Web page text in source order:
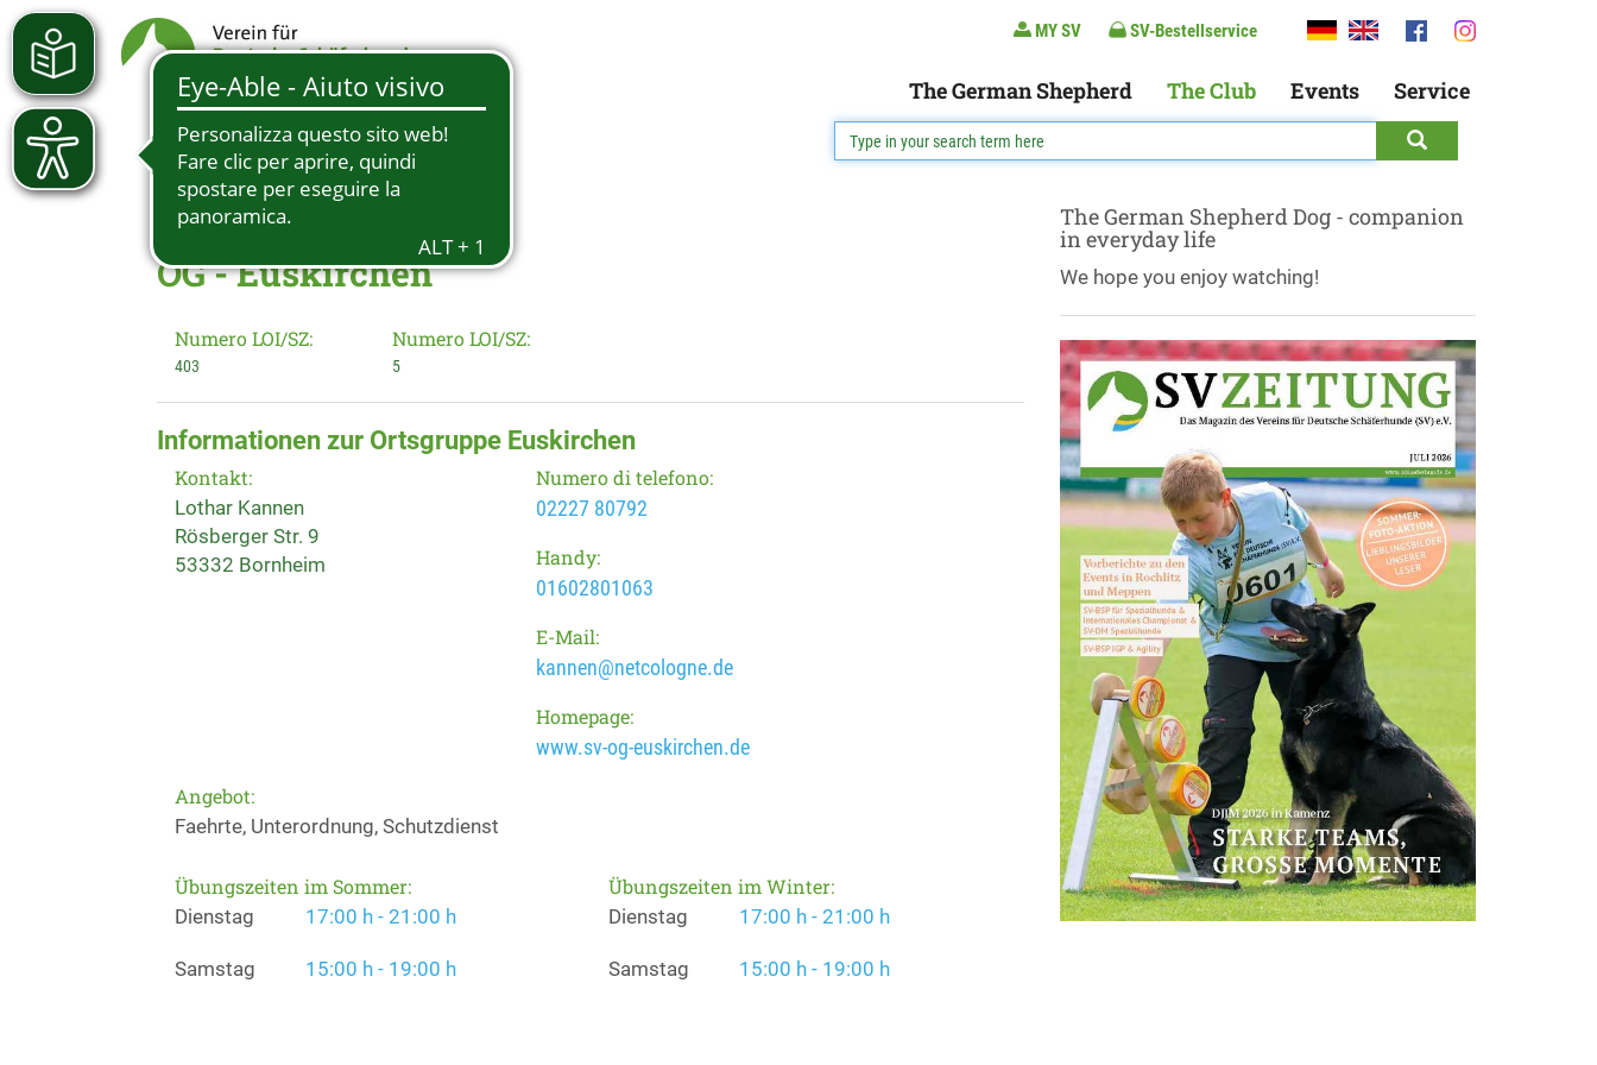
MY SV SV-Bestellservice
The German Shepherd The Club Events Service
OG - Euskirchen
Numero LOI/SZ:
403
Numero LOI/SZ:
5
Informationen zur Ortsgruppe Euskirchen
Kontakt:
Lothar Kannen
Rösberger Str. 9
53332 Bornheim
Numero di telefono:
02227 80792
Handy:
01602801063
E-Mail:
kannen@netcologne.de
Homepage:
www.sv-og-euskirchen.de
Angebot:
Faehrte, Unterordnung, Schutzdienst
Übungszeiten im Sommer:
Dienstag 17:00 h - 21:00 h
Samstag 15:00 h - 19:00 h
Übungszeiten im Winter:
Dienstag 17:00 h - 21:00 h
Samstag 15:00 h - 19:00 h
The German Shepherd Dog - companion
in everyday life
We hope you enjoy watching!